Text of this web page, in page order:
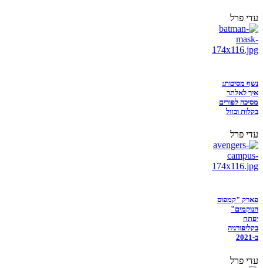
עדי פרל
נשף מסיכות:
איך לאלתר
מסיכה לפורים
בקלות ובזול
עדי פרל
פארק "קמפוס
הנוקמים"
יפתח
בקליפורניה
ב-2021
עדי פרל